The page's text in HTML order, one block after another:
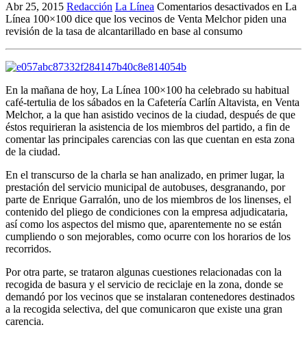
Abr 25, 2015 Redacción La Línea Comentarios desactivados en La
Línea 100×100 dice que los vecinos de Venta Melchor piden una
revisión de la tasa de alcantarillado en base al consumo
En la mañana de hoy, La Línea 100×100 ha celebrado su habitual
café-tertulia de los sábados en la Cafetería Carlín Altavista, en Venta
Melchor, a la que han asistido vecinos de la ciudad, después de que
éstos requirieran la asistencia de los miembros del partido, a fin de
comentar las principales carencias con las que cuentan en esta zona
de la ciudad.
En el transcurso de la charla se han analizado, en primer lugar, la
prestación del servicio municipal de autobuses, desgranando, por
parte de Enrique Garralón, uno de los miembros de los linenses, el
contenido del pliego de condiciones con la empresa adjudicataria,
así como los aspectos del mismo que, aparentemente no se están
cumpliendo o son mejorables, como ocurre con los horarios de los
recorridos.
Por otra parte, se trataron algunas cuestiones relacionadas con la
recogida de basura y el servicio de reciclaje en la zona, donde se
demandó por los vecinos que se instalaran contenedores destinados
a la recogida selectiva, del que comunicaron que existe una gran
carencia.